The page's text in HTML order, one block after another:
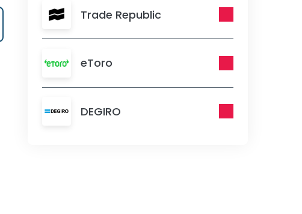
Trade Republic
eToro
DEGIRO